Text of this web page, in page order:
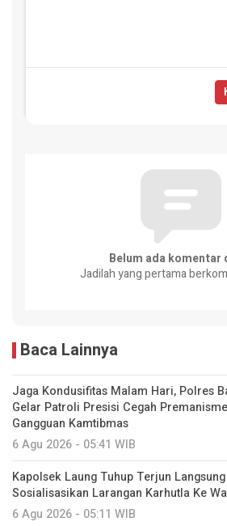
Belum ada komentar
Jadilah yang pertama
Baca Lainnya
Jaga Kondusifitas Malam Hari, Polres
Gelar Patroli Presisi Cegah
Gangguan Kamtibmas
6 Agu 2026 - 05:41 WIB
Kapolsek Laung Tuhup Terjun Langsung
Sosialisasikan Larangan Karhutla Ke
6 Agu 2026 - 05:11 WIB